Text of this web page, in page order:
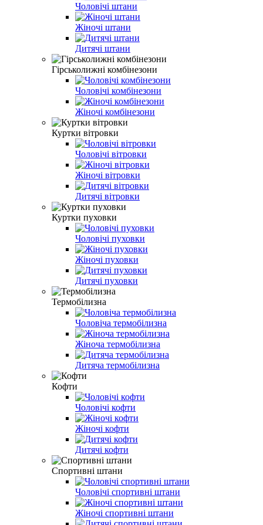
Чоловічі штани
Жіночі штани
Дитячі штани
Гірськолижні комбінезони
Чоловічі комбінезони
Жіночі комбінезони
Куртки вітровки
Чоловічі вітровки
Жіночі вітровки
Дитячі вітровки
Куртки пуховки
Чоловічі пуховки
Жіночі пуховки
Дитячі пуховки
Термобілизна
Чоловіча термобілизна
Жіноча термобілизна
Дитяча термобілизна
Кофти
Чоловічі кофти
Жіночі кофти
Дитячі кофти
Спортивні штани
Чоловічі спортивні штани
Жіночі спортивні штани